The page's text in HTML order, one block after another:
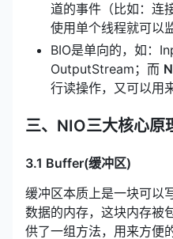
道的事件（比如：连
使用单个线程就可以
BIO是单向的，如：
OutputStream；而
行读操作，又可以用
三、NIO三大核心原
3.1 Buffer(缓冲区)
缓冲区本质上是一块可以
数据的内存，这块内存被
供了一组方法，用来方便